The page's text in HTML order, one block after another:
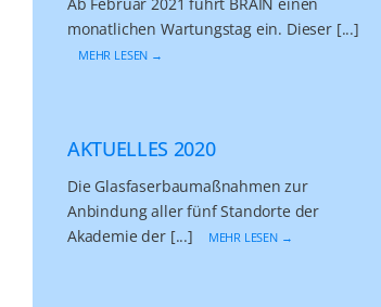
monatlichen Wartungstag ein. Dieser [...]
MEHR LESEN →
AKTUELLES 2020
Die Glasfaserbaumaßnahmen zur
Anbindung aller fünf Standorte der
Akademie der [...]
MEHR LESEN →